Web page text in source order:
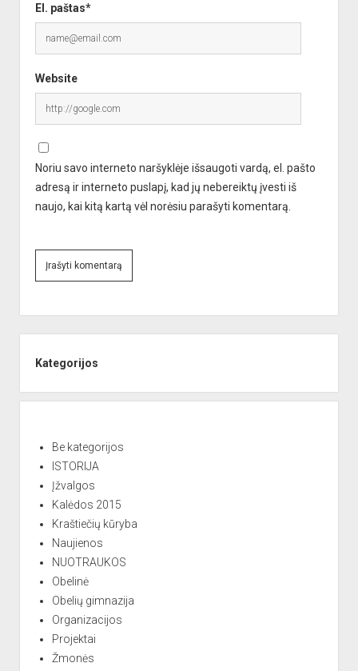
El. paštas*
Website
Noriu savo interneto naršyklėje išsaugoti vardą, el. pašto
adresą ir interneto puslapį, kad jų nebereiktų įvesti iš
naujo, kai kitą kartą vėl norėsiu parašyti komentarą.
e
n
Kategorijos
Be kategorijos
ISTORIJA
Įžvalgos
Kalėdos 2015
Kraštiečių kūryba
Naujienos
NUOTRAUKOS
Obelinė
Obelių gimnazija
Organizacijos
Projektai
Žmonės